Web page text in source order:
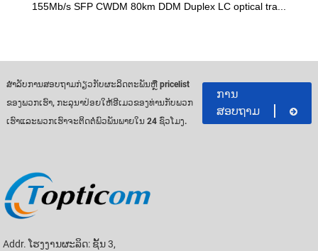
155Mb/s SFP CWDM 80km DDM Duplex LC optical tra...
ສໍາ​ລັບ​ການ​ສອບ​ຖາມ​ກ່ຽວ​ກັບ​ຜະ​ລິດ​ຕະ​ພັນ​ຫຼື pricelist
ຂອງ​ພວກ​ເຮົາ​, ກະ​ລຸ​ນາ​ປ່ອຍ​ໃຫ້​ອີ​ເມວ​ຂອງ​ທ່ານ​ກັບ​ພວກ​
ເຮົາ​ແລະ​ພວກ​ເຮົາ​ຈະ​ຕິດ​ຕໍ່​ພົວ​ພັນ​ພາຍ​ໃນ 24 ຊົ່ວ​ໂມງ​.
ການ
ສອບຖາມ
Addr. ໂຮງງານຜະລິດ: ຊັ້ນ 3,